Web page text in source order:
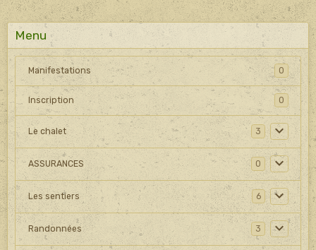
Menu
Manifestations 0
Inscription 0
Le chalet 3
ASSURANCES 0
Les sentiers 6
Randonnées 3